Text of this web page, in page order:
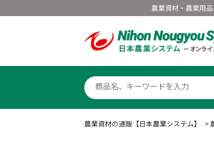
農業資材・農業用
農業資材の通販【日本農業システム】 >